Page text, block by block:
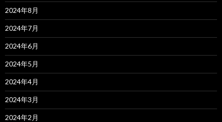
2024年8月
2024年7月
2024年6月
2024年5月
2024年4月
2024年3月
2024年2月